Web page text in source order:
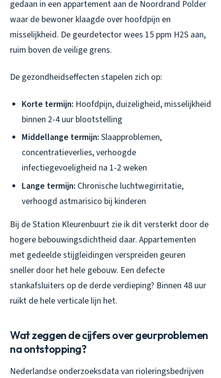
gedaan in een appartement aan de Noordrand Polder
waar de bewoner klaagde over hoofdpijn en
misselijkheid. De geurdetector wees 15 ppm H2S aan,
ruim boven de veilige grens.
De gezondheidseffecten stapelen zich op:
Korte termijn: Hoofdpijn, duizeligheid, misselijkheid
binnen 2-4 uur blootstelling
Middellange termijn: Slaapproblemen,
concentratieverlies, verhoogde
infectiegevoeligheid na 1-2 weken
Lange termijn: Chronische luchtwegirritatie,
verhoogd astmarisico bij kinderen
Bij de Station Kleurenbuurt zie ik dit versterkt door de
hogere bebouwingsdichtheid daar. Appartementen
met gedeelde stijgleidingen verspreiden geuren
sneller door het hele gebouw. Een defecte
stankafsluiters op de derde verdieping? Binnen 48 uur
ruikt de hele verticale lijn het.
Wat zeggen de cijfers over geurproblemen
na ontstopping?
Nederlandse onderzoeksdata van rioleringsbedrijven